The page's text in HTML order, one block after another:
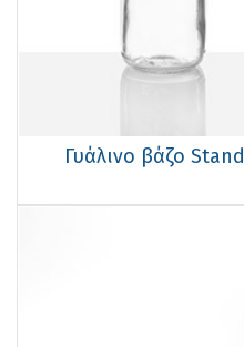
Γυάλινο βάζο